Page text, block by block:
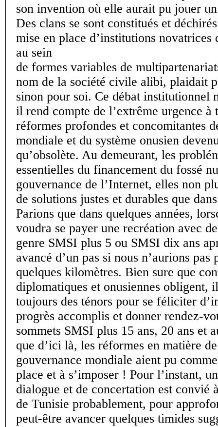
son invention où elle aurait pu jouer
Des clans se sont constitués et
mise en place d’institutions novatrices
au sein
de formes variables de
nom de la société civile alibi, plaidait
sinon pour soi. Ce débat institutionnel
il rend compte de l’extrême urgence à
réformes profondes et concomitantes
mondiale et du système onusien
qu’obsolète. Au demeurant, les
essentielles du financement du fossé
gouvernance de l’Internet, elles non
de solutions justes et durables que
Parions que dans quelques années,
voudra se payer une recréation avec
genre SMSI plus 5 ou SMSI dix ans
avancé d’un pas si nous n’aurions
quelques kilomètres. Bien sure que
diplomatiques et onusiennes obligent,
toujours des ténors pour se féliciter
progrès accomplis et donner rendez-
sommets SMSI plus 15 ans, 20 ans et
que d’ici là, les réformes en matière
gouvernance mondiale aient pu
place et à s’imposer ! Pour l’instant,
dialogue et de concertation est convié
de Tunisie probablement, pour
peut-être avancer quelques timides